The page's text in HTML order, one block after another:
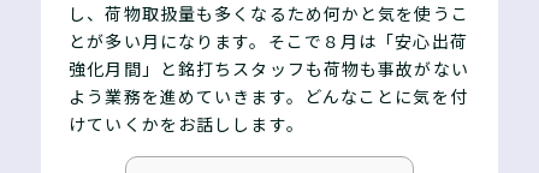
し、荷物取扱量も多くなるため何かと気を使うこ
とが多い月になります。そこで８月は「安心出荷
強化月間」と銘打ちスタッフも荷物も事故がない
よう業務を進めていきます。どんなことに気を付
けていくかをお話しします。